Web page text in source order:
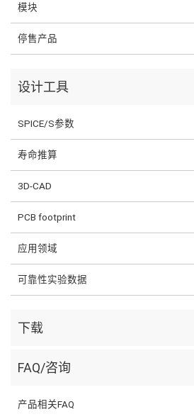
模块
停售产品
设计工具
SPICE/S参数
寿命推算
3D-CAD
PCB footprint
应用领域
可靠性实验数据
下载
FAQ/咨询
产品相关FAQ